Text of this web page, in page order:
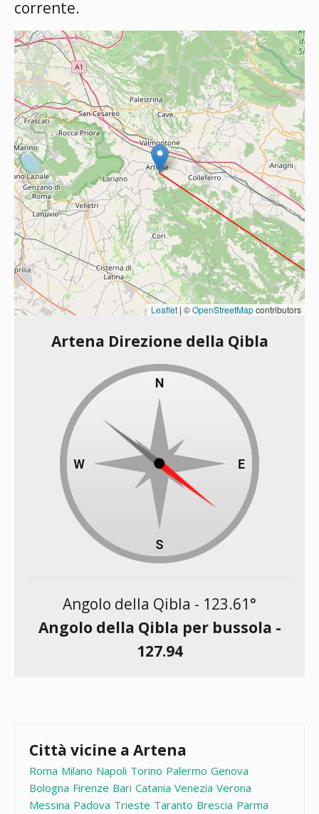
corrente.
Leaflet | ©OpenStreetMapcontributors
Artena Direzione della Qibla
Angolo della Qibla - 123.61°
Angolo della Qibla per bussola -
127.94
Città vicine a Artena
Roma Milano Napoli Torino Palermo Genova
Bologna Firenze Bari Catania Venezia Verona
Messina Padova Trieste Taranto Brescia Parma